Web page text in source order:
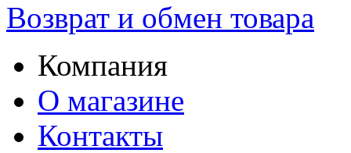
Возврат и обмен товара
Компания
О магазине
Контакты